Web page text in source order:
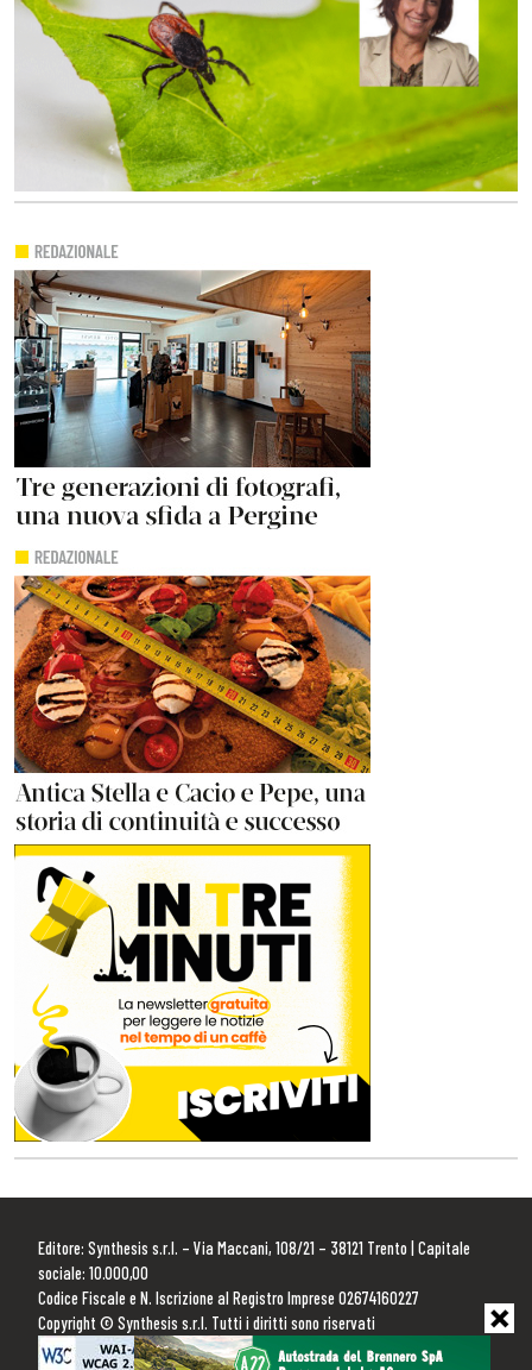
Editore: Synthesis s.r.l. – Via Maccani, 108/21 – 38121 Trento | Capitale
sociale: 10.000,00
Codice Fiscale e N. Iscrizione al Registro Imprese 02674160227
Copyright © Synthesis s.r.l. Tutti i diritti sono riservati